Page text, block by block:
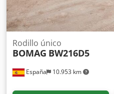
España 10.953 km
Rodillo único
BOMAG BW216D5